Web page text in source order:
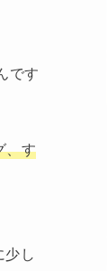
です
、す
少し